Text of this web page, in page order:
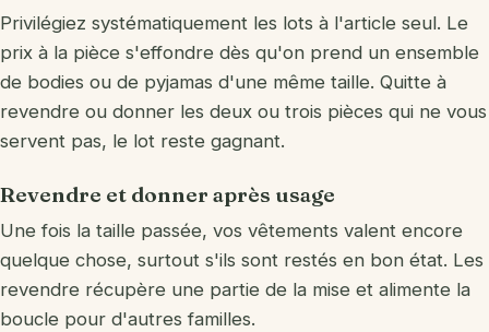
Privilégiez systématiquement les lots à l'article seul. Le
prix à la pièce s'effondre dès qu'on prend un ensemble
de bodies ou de pyjamas d'une même taille. Quitte à
revendre ou donner les deux ou trois pièces qui ne vous
servent pas, le lot reste gagnant.
Revendre et donner après usage
Une fois la taille passée, vos vêtements valent encore
quelque chose, surtout s'ils sont restés en bon état. Les
revendre récupère une partie de la mise et alimente la
boucle pour d'autres familles.